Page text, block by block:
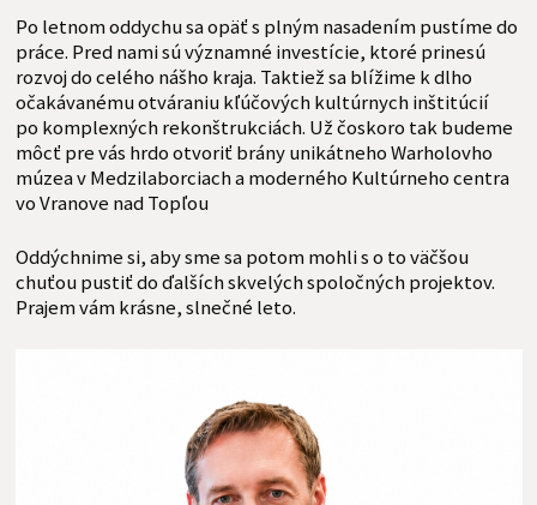
Po letnom oddychu sa opäť s plným nasadením pustíme do
práce. Pred nami sú významné investície, ktoré prinesú
rozvoj do celého nášho kraja. Taktiež sa blížime k dlho
očakávanému otváraniu kľúčových kultúrnych inštitúcií
po komplexných rekonštrukciách. Už čoskoro tak budeme
môcť pre vás hrdo otvoriť brány unikátneho Warholovho
múzea v Medzilaborciach a moderného Kultúrneho centra
vo Vranove nad Topľou
Oddýchnime si, aby sme sa potom mohli s o to väčšou
chuťou pustiť do ďalších skvelých spoločných projektov.
Prajem vám krásne, slnečné leto.